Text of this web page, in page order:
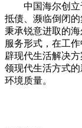
中国海尔创
抵债、濒临倒闭
秉承锐意进取的
服务形式，在工
辟现代生活解决
领现代生活方式
环境质量。